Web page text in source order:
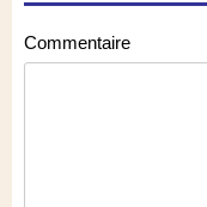
Commentaire